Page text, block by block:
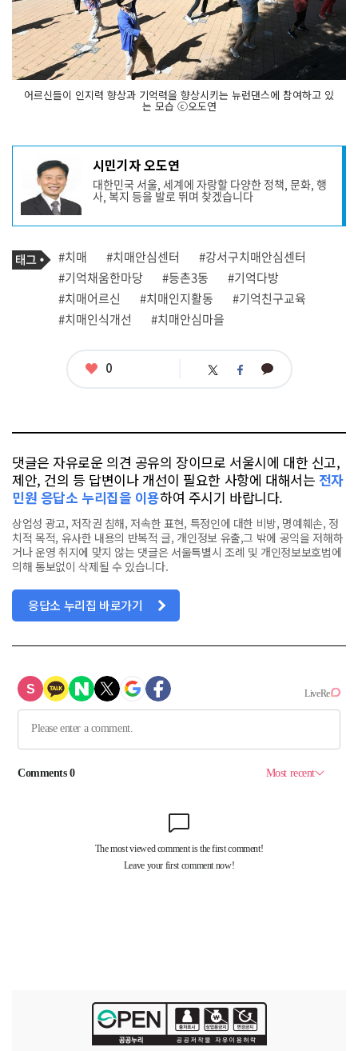
어르신들이 인지력 향상과 기억력을 향상시키는 뉴런댄스에 참여하고 있
는 모습 ⓒ오도연
성
자
프
필
시민기자 오도연
대한민국 서울, 세계에 자랑할 다양한 정책, 문화, 행
사, 복지 등을 발로 뛰며 찾겠습니다
기
사
관
련
태
그
태
그
#치매 #치매안심센터
#강서구치매안심센터
#기억채움한마당
#등촌3동
#기억다방
#치매어르신
#치매인지활동
#기억친구교육
#치매인식개선
#치매안심마을
좋
0 트 페 카
댓글은 자유로운 의견 공유의 장이므로 서울시에 대한 신고,
제안, 건의 등 답변이나 개선이 필요한 사항에 대해서는 전자
민원 응답소 누리집을 이용하여 주시기 바랍니다.
상업성 광고, 저작권 침해, 저속한 표현, 특정인에 대한 비방, 명예훼손, 정
치적 목적, 유사한 내용의 반복적 글, 개인정보 유출,그 밖에 공익을 저해하
거나 운영 취지에 맞지 않는 댓글은 서울특별시 조례 및 개인정보보호법에
의해 통보없이 삭제될 수 있습니다.
응답소 누리집 바로가기